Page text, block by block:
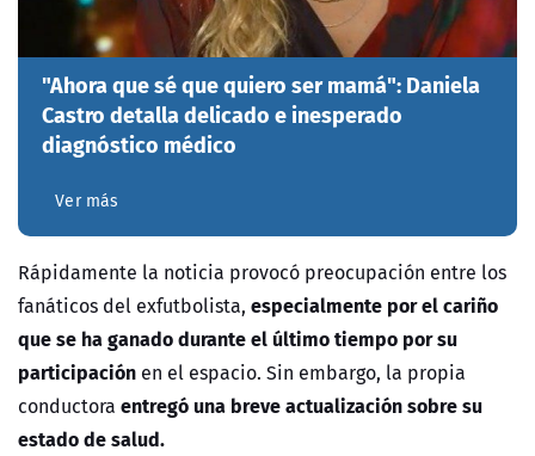
"Ahora que sé que quiero ser mamá": Daniela
Castro detalla delicado e inesperado
diagnóstico médico
Ver más
Rápidamente la noticia provocó preocupación entre los
fanáticos del exfutbolista, especialmente por el cariño
que se ha ganado durante el último tiempo por su
participación en el espacio. Sin embargo, la propia
conductora entregó una breve actualización sobre su
estado de salud.